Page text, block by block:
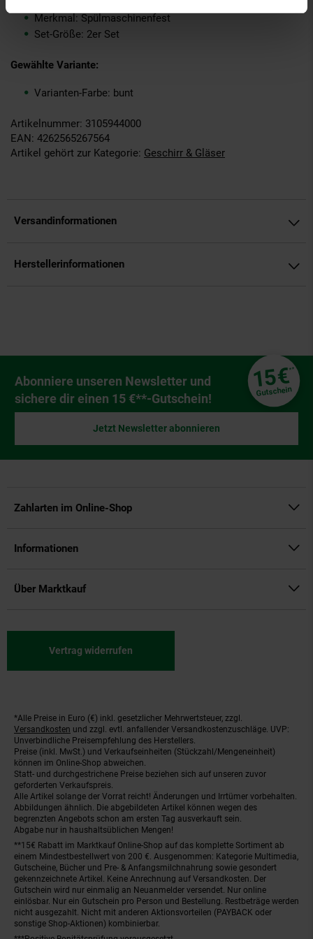
Merkmal: Spülmaschinenfest
Set-Größe: 2er Set
Gewählte Variante:
Varianten-Farbe: bunt
Artikelnummer: 3105944000
EAN: 4262565267564
Artikel gehört zur Kategorie: Geschirr & Gläser
Versandinformationen
Herstellerinformationen
Newsletter Anmeldung
Abonniere unseren Newsletter und
sichere dir einen 15 €**-Gutschein!
15€**
Gutschein
Jetzt Newsletter abonnieren
Zahlarten im Online-Shop
Informationen
Über Marktkauf
Vertrag widerrufen
Fußnoten
*Alle Preise in Euro (€) inkl. gesetzlicher Mehrwertsteuer, zzgl.
Versandkosten und zzgl. evtl. anfallender Versandkostenzuschläge. UVP:
Unverbindliche Preisempfehlung des Herstellers.
Preise (inkl. MwSt.) und Verkaufseinheiten (Stückzahl/Mengeneinheit)
können im Online-Shop abweichen.
Statt- und durchgestrichene Preise beziehen sich auf unseren zuvor
geforderten Verkaufspreis.
Alle Artikel solange der Vorrat reicht! Änderungen und Irrtümer vorbehalten.
Abbildungen ähnlich. Die abgebildeten Artikel können wegen des
begrenzten Angebots schon am ersten Tag ausverkauft sein.
Abgabe nur in haushaltsüblichen Mengen!
**15€ Rabatt im Marktkauf Online-Shop auf das komplette Sortiment ab
einem Mindestbestellwert von 200 €. Ausgenommen: Kategorie Multimedia,
Gutscheine, Bücher und Pre- & Anfangsmilchnahrung sowie gesondert
gekennzeichnete Artikel. Keine Anrechnung auf Versandkosten. Der
Gutschein wird nur einmalig an Neuanmelder versendet. Nur online
einlösbar. Nur ein Gutschein pro Person und Bestellung. Restbeträge werden
nicht ausgezahlt. Nicht mit anderen Aktionsvorteilen (PAYBACK oder
sonstige Shop-Aktionen) kombinierbar.